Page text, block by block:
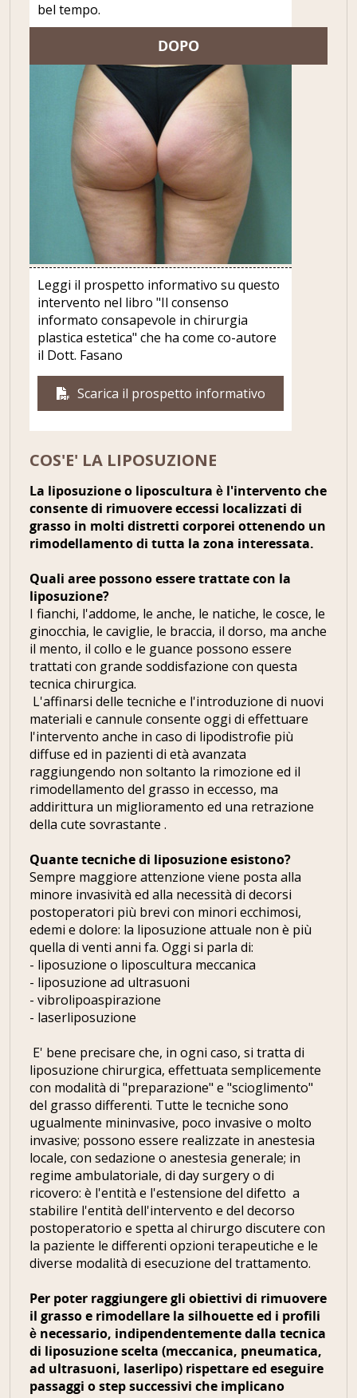
bel tempo.
DOPO
Leggi il prospetto informativo su questo
intervento nel libro "Il consenso
informato consapevole in chirurgia
plastica estetica" che ha come co-autore
il Dott. Fasano
Scarica il prospetto informativo
COS'E' LA LIPOSUZIONE
La liposuzione o liposcultura è l'intervento che
consente di rimuovere eccessi localizzati di
grasso in molti distretti corporei ottenendo un
rimodellamento di tutta la zona interessata.
Quali aree possono essere trattate con la
liposuzione?
I fianchi, l'addome, le anche, le natiche, le cosce, le
ginocchia, le caviglie, le braccia, il dorso, ma anche
il mento, il collo e le guance possono essere
trattati con grande soddisfazione con questa
tecnica chirurgica.
L'affinarsi delle tecniche e l'introduzione di nuovi
materiali e cannule consente oggi di effettuare
l'intervento anche in caso di lipodistrofie più
diffuse ed in pazienti di età avanzata
raggiungendo non soltanto la rimozione ed il
rimodellamento del grasso in eccesso, ma
addirittura un miglioramento ed una retrazione
della cute sovrastante .
Quante tecniche di liposuzione esistono?
Sempre maggiore attenzione viene posta alla
minore invasività ed alla necessità di decorsi
postoperatori più brevi con minori ecchimosi,
edemi e dolore: la liposuzione attuale non è più
quella di venti anni fa. Oggi si parla di:
- liposuzione o liposcultura meccanica
- liposuzione ad ultrasuoni
- vibrolipoaspirazione
- laserliposuzione
E' bene precisare che, in ogni caso, si tratta di
liposuzione chirurgica, effettuata semplicemente
con modalità di "preparazione" e "scioglimento"
del grasso differenti. Tutte le tecniche sono
ugualmente mininvasive, poco invasive o molto
invasive; possono essere realizzate in anestesia
locale, con sedazione o anestesia generale; in
regime ambulatoriale, di day surgery o di
ricovero: è l'entità e l'estensione del difetto a
stabilire l'entità dell'intervento e del decorso
postoperatorio e spetta al chirurgo discutere con
la paziente le differenti opzioni terapeutiche e le
diverse modalità di esecuzione del trattamento.
Per poter raggiungere gli obiettivi di rimuovere
il grasso e rimodellare la silhouette ed i profili
è necessario, indipendentemente dalla tecnica
di liposuzione scelta (meccanica, pneumatica,
ad ultrasuoni, laserlipo) rispettare ed eseguire
passaggi o step successivi che implicano